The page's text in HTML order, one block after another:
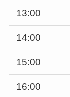
13:00
14:00
15:00
16:00